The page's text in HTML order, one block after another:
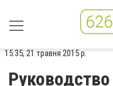
15:35, 21 травня 2015 р.